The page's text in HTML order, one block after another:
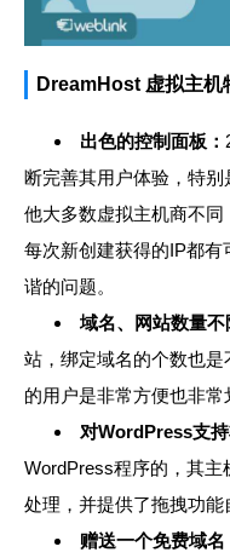
DreamHost 虚拟主机
出色的控制面板：
断完善其用户体验，特
他大多数虚拟主机商不同
每次新创建获得的IP都
谐的问题。
域名、网站数量不
站，绑定域名的个数也
的用户是非常方便也非常
对WordPress支持
WordPress程序的，其
处理，并提供了拖拽功能
赠送一个免费域名